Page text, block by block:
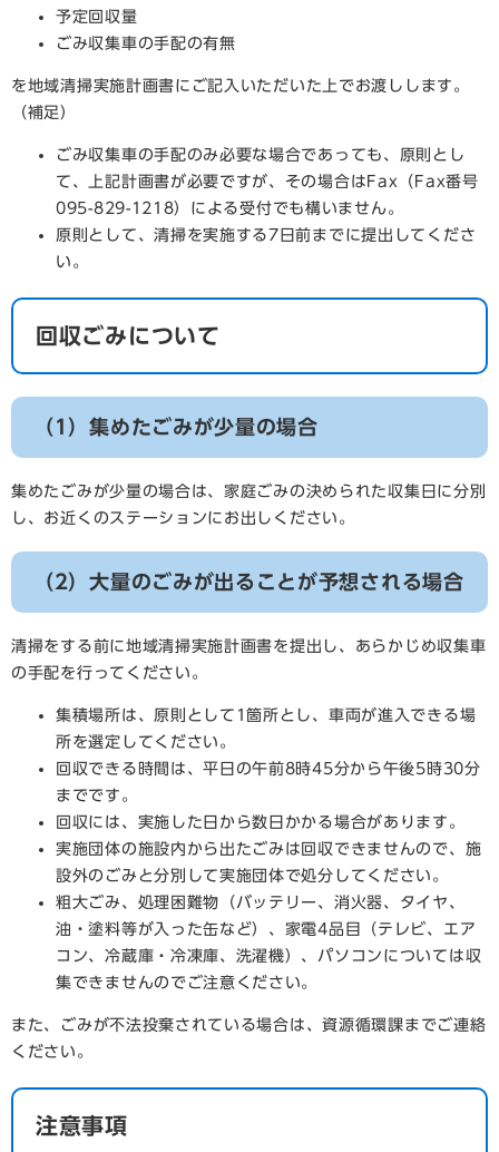
予定回収量
ごみ収集車の手配の有無
を地域清掃実施計画書にご記入いただいた上でお渡しします。
（補足）
ごみ収集車の手配のみ必要な場合であっても、原則とし
て、上記計画書が必要ですが、その場合はFax（Fax番号
095-829-1218）による受付でも構いません。
原則として、清掃を実施する7日前までに提出してくださ
い。
回収ごみについて
（1）集めたごみが少量の場合
集めたごみが少量の場合は、家庭ごみの決められた収集日に分別
し、お近くのステーションにお出しください。
（2）大量のごみが出ることが予想される場合
清掃をする前に地域清掃実施計画書を提出し、あらかじめ収集車
の手配を行ってください。
集積場所は、原則として1箇所とし、車両が進入できる場
所を選定してください。
回収できる時間は、平日の午前8時45分から午後5時30分
までです。
回収には、実施した日から数日かかる場合があります。
実施団体の施設内から出たごみは回収できませんので、施
設外のごみと分別して実施団体で処分してください。
粗大ごみ、処理困難物（バッテリー、消火器、タイヤ、
油・塗料等が入った缶など）、家電4品目（テレビ、エア
コン、冷蔵庫・冷凍庫、洗濯機）、パソコンについては収
集できませんのでご注意ください。
また、ごみが不法投棄されている場合は、資源循環課までご連絡
ください。
注意事項